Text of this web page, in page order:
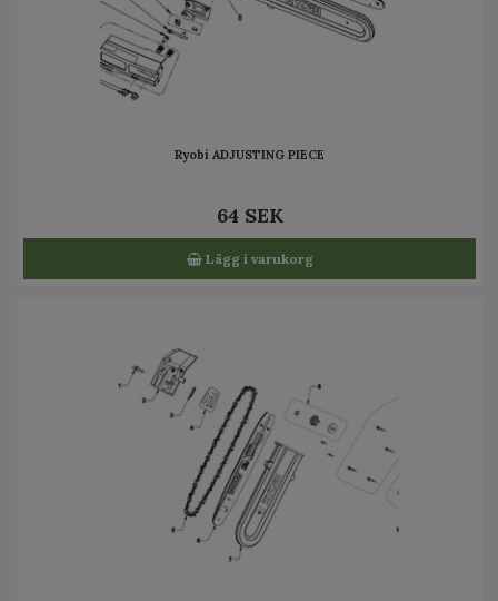
Ryobi ADJUSTING PIECE
64 SEK
Lägg i varukorg